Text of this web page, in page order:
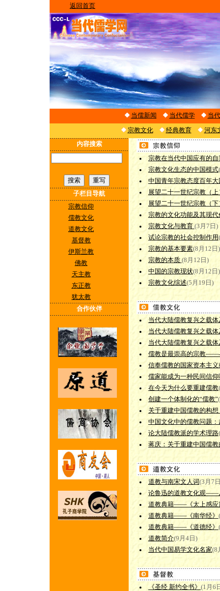
返回首页
当儒新闻 当代儒学 当
宗教文化 经典教育
河东
内容搜索
子栏目导航
宗教信仰
儒教文化
道教文化
基督教
伊斯兰教
佛教
天主教
东正教
犹太教
合作伙伴
宗教在当代中国应有的
宗教文化生态的中国模式
中国青年宗教态度百年大
展望二十一世纪宗教（上
展望二十一世纪宗教（下
宗教的文化功能及其现代
宗教文化与教育 (3月7日)
试论宗教的社会控制作用
宗教的基本要素(8月12日)
宗教的本质 (8月12日)
中国的宗教现状(8月12日)
宗教文化综述(5月19日)
当代大陆儒教复兴之载
当代大陆儒教复兴之载
当代大陆儒教复兴之载
儒教是最崇高的宗教——
信奉儒教的国家资本主
儒家能成为一种民间信仰
在今天为什么要重建儒教
创建一个体制化的“儒教”
关于重建中国儒教的构
中国文化中的儒教问题
论大陆儒教派的学术理路
蒋庆：关于重建中国儒教
道教与南宋文人词 (3月7
论鲁迅的道教文化观——
道教典籍——《太上感应
道教典籍——《南华经》
道教典籍——《道德经》
道教简介(9月4日)
当代中国易学文化名家(8
《圣经 新约全书》 (1月6